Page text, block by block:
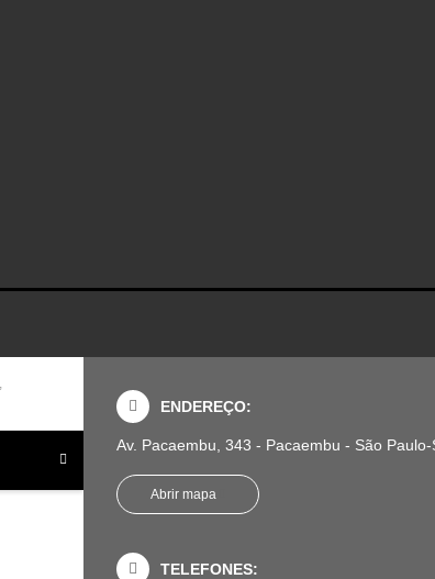
ENDEREÇO:
Av. Pacaembu, 343 - Pacaembu - São Paulo-
Abrir mapa
TELEFONES: